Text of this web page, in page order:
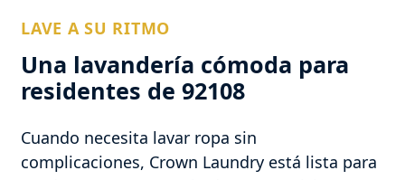
LAVE A SU RITMO
Una lavandería cómoda para
residentes de 92108
Cuando necesita lavar ropa sin
complicaciones, Crown Laundry está lista para